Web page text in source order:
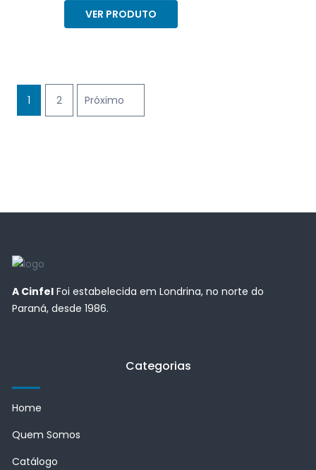
VER PRODUTO
1 2 Próximo
A Cinfel Foi estabelecida em Londrina, no norte do
Paraná, desde 1986.
Categorias
Home
Quem Somos
Catálogo